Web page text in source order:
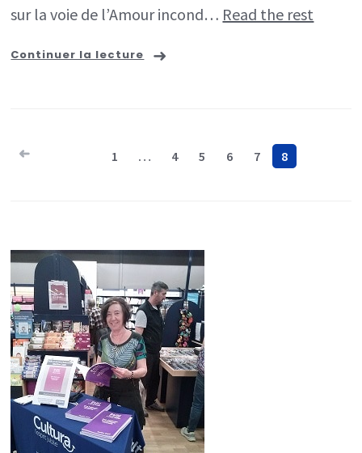
sur la voie de l’Amour incond… Read the rest
Continuer la lecture
Pagination
1 … 4 5 6 7 8